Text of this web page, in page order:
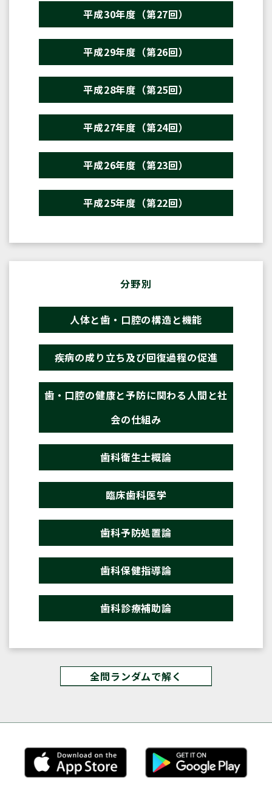
平成30年度（第27回）
平成29年度（第26回）
平成28年度（第25回）
平成27年度（第24回）
平成26年度（第23回）
平成25年度（第22回）
分野別
人体と歯・口腔の構造と機能
疾病の成り立ち及び回復過程の促進
歯・口腔の健康と予防に関わる人間と社
会の仕組み
歯科衛生士概論
臨床歯科医学
歯科予防処置論
歯科保健指導論
歯科診療補助論
全問ランダムで解く